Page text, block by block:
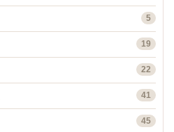
5
19
22
41
45